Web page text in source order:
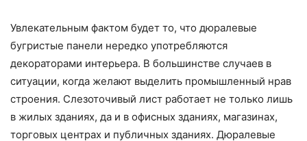
Увлекательным фактом будет то, что дюралевые
бугристые панели нередко употребляются
декораторами интерьера. В большинстве случаев в
ситуации, когда желают выделить промышленный нрав
строения. Слезоточивый лист работает не только лишь
в жилых зданиях, да и в офисных зданиях, магазинах,
торговых центрах и публичных зданиях. Дюралевые